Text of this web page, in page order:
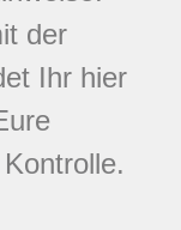
der
Ihr hier